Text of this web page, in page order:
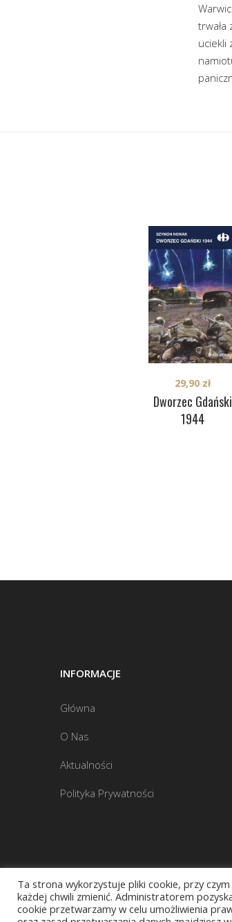
trwała
uciekli
Dworzec Gdański
1944
29,90 zł
INFORMACJE
Główna
O Nas
Aktualności
Polityka Prywatności
Ta strona wykorzystuje pliki cookie, przy
każdej chwili zmienić. Administratorem
cookie przetwarzamy w celu umożliwienia